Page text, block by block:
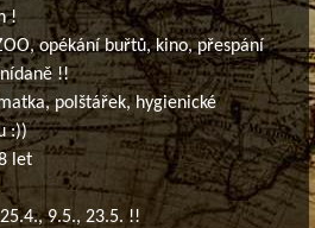
!
opékání buřtů, kino, přespání
!!
polštářek, hygienické
:))
let
9.5., 23.5. !!